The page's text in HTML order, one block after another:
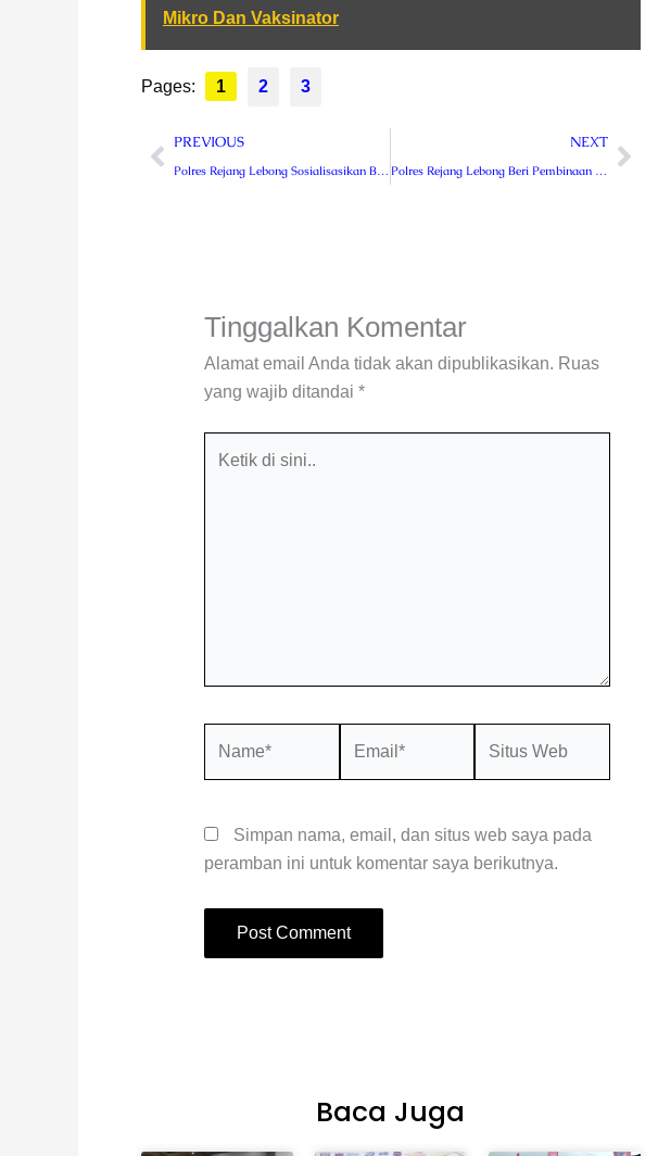
Mikro Dan Vaksinator
Pages: 1 2 3
Prev
PREVIOUS NEXTNext
Tinggalkan Komentar
Alamat email Anda tidak akan dipublikasikan. Ruas
yang wajib ditandai *
Simpan nama, email, dan situs web saya pada
peramban ini untuk komentar saya berikutnya.
Baca Juga